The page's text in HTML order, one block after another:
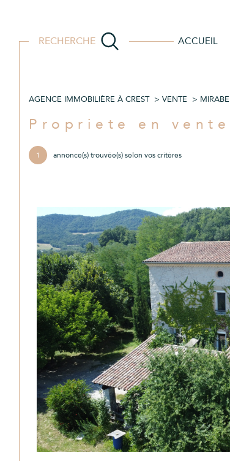
ACCUEIL
RECHERCHE
de l'ancien
de l'ancien
TYPE DE BIEN
AGENCE IMMOBILIÈRE À CREST VENTE
Propriete en
1 annonce(s) trouvée(s) selon vos critères